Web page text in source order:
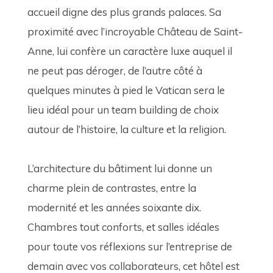
accueil digne des plus grands palaces. Sa
proximité avec l’incroyable Château de Saint-
Anne, lui confère un caractère luxe auquel il
ne peut pas déroger, de l’autre côté à
quelques minutes à pied le Vatican sera le
lieu idéal pour un team building de choix
autour de l’histoire, la culture et la religion.
L’architecture du bâtiment lui donne un
charme plein de contrastes, entre la
modernité et les années soixante dix.
Chambres tout conforts, et salles idéales
pour toute vos réflexions sur l’entreprise de
demain avec vos collaborateurs, cet hôtel est